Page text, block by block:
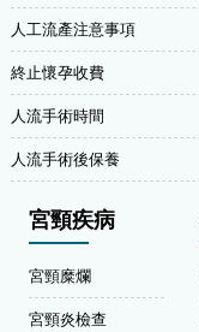
人工流產注意事項
終止懷孕收費
人流手術時間
人流手術後保養
宮頸疾病
宮頸糜爛
宮頸炎檢查